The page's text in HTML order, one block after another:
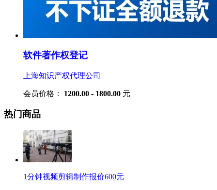
软件著作权登记
上海知识产权代理公司
会员价格： 1200.00 - 1800.00 元
热门商品
1分钟视频剪辑制作报价600元